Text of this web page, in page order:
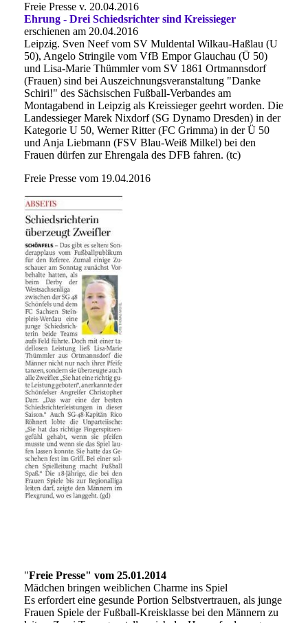
Freie Presse v. 20.04.2016
Ehrung - Drei Schiedsrichter sind Kreissieger
erschienen am 20.04.2016
Leipzig. Sven Neef vom SV Muldental Wilkau-Haßlau (U
50), Angelo Stringile vom VfB Empor Glauchau (Ü 50)
und Lisa-Marie Thümmler vom SV 1861 Ortmannsdorf
(Frauen) sind bei Auszeichnungsveranstaltung "Danke
Schiri!" des Sächsischen Fußball-Verbandes am
Montagabend in Leipzig als Kreissieger geehrt worden. Die
Landessieger Marek Nixdorf (SG Dynamo Dresden) in der
Kategorie U 50, Werner Ritter (FC Grimma) in der Ü 50
und Anja Liebmann (FSV Blau-Weiß Milkel) bei den
Frauen dürfen zur Ehrengala des DFB fahren. (tc)
Freie Presse vom 19.04.2016
"Freie Presse" vom 25.01.2014
Mädchen bringen weiblichen Charme ins Spiel
Es erfordert eine gesunde Portion Selbstvertrauen, als junge
Frauen Spiele der Fußball-Kreisklasse bei den Männern zu